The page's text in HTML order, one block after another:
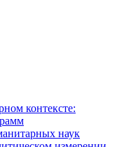
контексте:
наук